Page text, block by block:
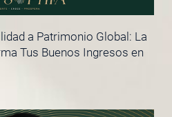
a Patrimonio Global: La
Tus Buenos Ingresos en